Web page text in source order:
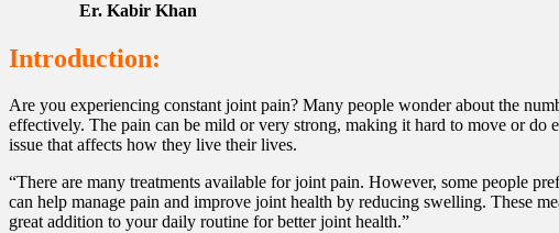
Er. Kabir Khan
Introduction:
Are you experiencing constant joint pain? Many people wonder about the
effectively. The pain can be mild or very strong, making it hard to move or do
issue that affects how they live their lives.
“There are many treatments available for joint pain. However, some people
can help manage pain and improve joint health by reducing swelling. These
great addition to your daily routine for better joint health.”